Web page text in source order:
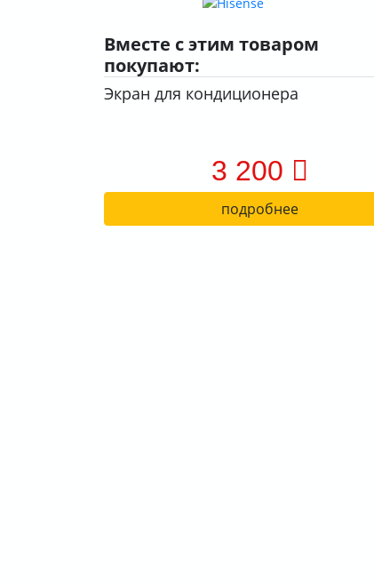
Вместе с этим товаром
покупают:
Экран для кондиционера
3 200
подробнее